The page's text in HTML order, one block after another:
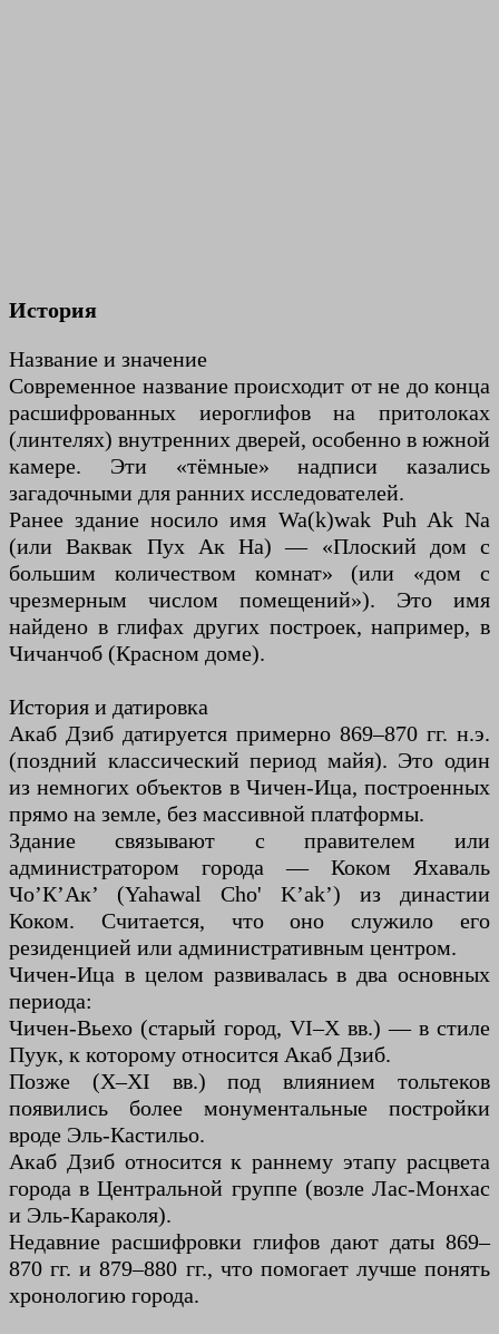
История
Название и значение
Современное название происходит от не до конца
расшифрованных иероглифов на притолоках
(линтелях) внутренних дверей, особенно в южной
камере. Эти «тёмные» надписи казались
загадочными для ранних исследователей.
Ранее здание носило имя Wa(k)wak Puh Ak Na
(или Ваквак Пух Ак На) — «Плоский дом с
большим количеством комнат» (или «дом с
чрезмерным числом помещений»). Это имя
найдено в глифах других построек, например, в
Чичанчоб (Красном доме).
История и датировка
Акаб Дзиб датируется примерно 869–870 гг. н.э.
(поздний классический период майя). Это один
из немногих объектов в Чичен-Ица, построенных
прямо на земле, без массивной платформы.
Здание связывают с правителем или
администратором города — Коком Яхаваль
Чо’К’Ак’ (Yahawal Cho' K’ak’) из династии
Коком. Считается, что оно служило его
резиденцией или административным центром.
Чичен-Ица в целом развивалась в два основных
периода:
Чичен-Вьехо (старый город, VI–X вв.) — в стиле
Пуук, к которому относится Акаб Дзиб.
Позже (X–XI вв.) под влиянием тольтеков
появились более монументальные постройки
вроде Эль-Кастильо.
Акаб Дзиб относится к раннему этапу расцвета
города в Центральной группе (возле Лас-Монхас
и Эль-Караколя).
Недавние расшифровки глифов дают даты 869–
870 гг. и 879–880 гг., что помогает лучше понять
хронологию города.